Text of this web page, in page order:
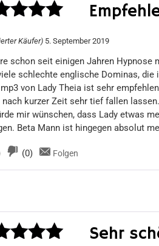
von 5
Käufer) 5. September 2019
schon seit einigen Jahren
schlechte englische Dominas, die
von Lady Theia ist sehr
kurzer Zeit sehr tief fallen
mir wünschen, dass Lady etwas
Beta Mann ist hingegen absolut
(0) Folgen
Sehr